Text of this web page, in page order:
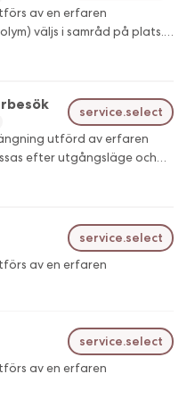
av en erfaren
väljs i samråd på plats.
och utgångsläge.
service.select
utförd av erfaren
efter utgångsläge och
varierar därefter.
service.select
av en erfaren
service.select
av en erfaren